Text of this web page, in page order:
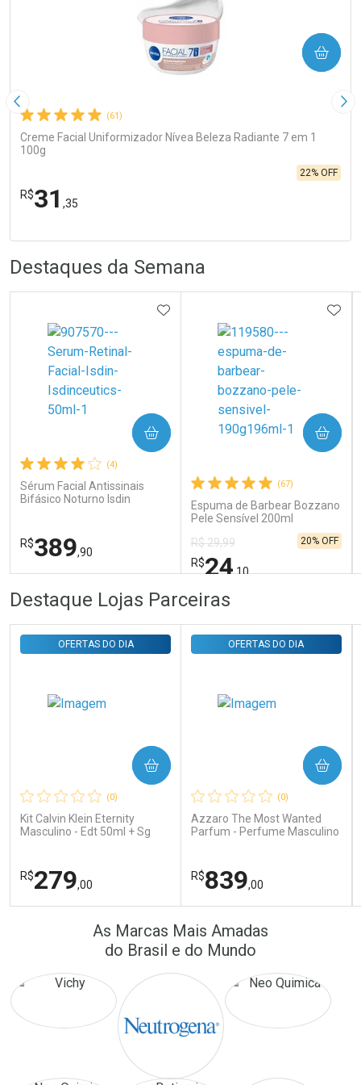
Imagem Anterior
(61)
Creme Facial Uniformizador Nívea Beleza Radiante 7 em 1
100g
R$31 ,35
22% OFF
COMPRAR
Laboratório
Comprar sem Desconto
Por R$ 31,35/cada
Por Menos
Comprar sem Desconto
Por R$ 31,35/cada
Destaques da Semana
(4)
Sérum Facial Antissinais
Bifásico Noturno Isdin
R$389,90
ADICIONAR AOS FAVORITOS
COMPRAR
FECHAR
Laboratório
Comprar sem Desconto
Por R$ 389,90/cada
FECHAR
Por Menos
Comprar sem Desconto
Por R$ 389,90/cada
(67)
Espuma de Barbear Bozzano
Pele Sensível 200ml
R$ 29,99
R$24,10
20% OFF
COMPRAR
Comprar sem Desconto
Por R$ 24,10/cada
Por Menos
Comprar sem Desconto
Por R$ 24,10/cada
Destaque Lojas Parceiras
(0)
Kit Calvin Klein Eternity
Masculino - Edt 50ml + Sg
OFERTAS DO DIA
R$279,00
COMPRAR
FECHAR
FECHAR
Por Menos
(0)
Azzaro The Most Wanted
Parfum - Perfume Masculino
OFERTAS DO DIA
R$839,00
COMPRAR
Laboratório
Por Menos
As Marcas Mais Amadas
do Brasil e do Mundo